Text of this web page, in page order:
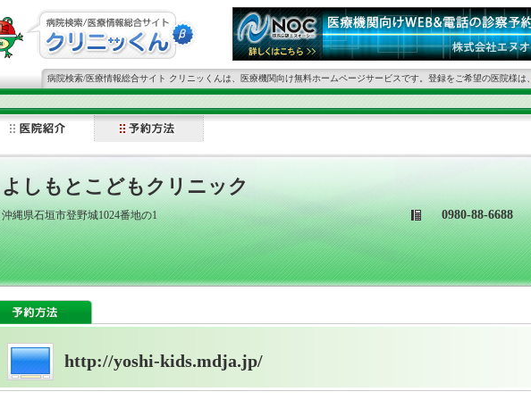
病院検索/医療情報総合サイト クリニッくんは、医療機関向け無料ホームページサービスです。登録をご希望の医院様は、
よしもとこどもクリニック
沖縄県石垣市登野城1024番地の1 0980-88-6688
http://yoshi-kids.mdja.jp/